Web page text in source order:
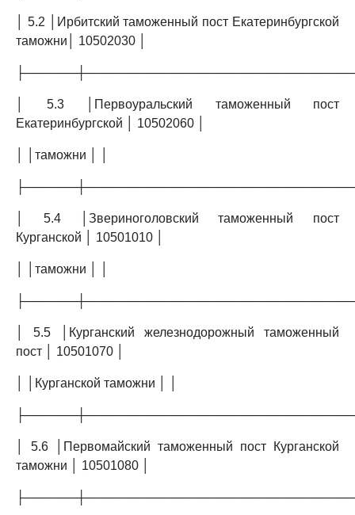
│ 5.2 │Ирбитский таможенный пост Екатеринбургской
таможни│ 10502030 │
│ 5.3 │Первоуральский таможенный пост
Екатеринбургской │ 10502060 │
│ │таможни │ │
│ 5.4 │Звериноголовский таможенный пост
Курганской │ 10501010 │
│ │таможни │ │
│ 5.5 │Курганский железнодорожный таможенный
пост │ 10501070 │
│ │Курганской таможни │ │
│ 5.6 │Первомайский таможенный пост Курганской
таможни │ 10501080 │